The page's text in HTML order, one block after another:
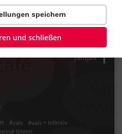
Jetzt lernen
Lernjahr 1
#vais
#vais + Infinitiv
bilden
Cookiesspeichern
und schließen